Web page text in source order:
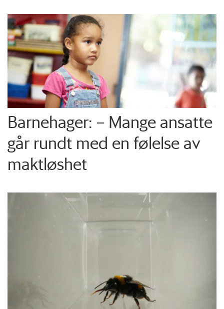
Barnehager: – Mange ansatte
går rundt med en følelse av
maktløshet